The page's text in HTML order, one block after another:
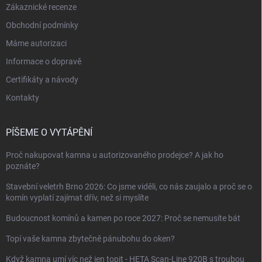
Zákaznické recenze
Obchodní podmínky
Máme autorizaci
Informace o dopravě
Certifikáty a návody
Kontakty
PÍŠEME O VYTÁPĚNÍ
Proč nakupovat kamna u autorizovaného prodejce? A jak ho
poznáte?
Stavební veletrh Brno 2026: Co jsme viděli, co nás zaujalo a proč se o
komín vyplatí zajímat dřív, než si myslíte
Budoucnost komínů a kamen po roce 2027: Proč se nemusíte bát
Topí vaše kamna zbytečně pánubohu do oken?
Když kamna umí víc než jen topit - HETA Scan-Line 920B s troubou